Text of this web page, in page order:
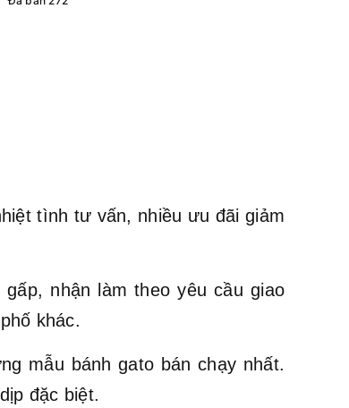
tình tư vấn, nhiều ưu đãi giảm
nhận làm theo yêu cầu giao
khác.
mẫu bánh gato bán chạy nhất.
đặc biệt.